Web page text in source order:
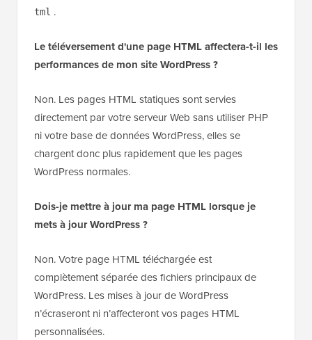
tml .
Le téléversement d'une page HTML affectera-t-il les
performances de mon site WordPress ?
Non. Les pages HTML statiques sont servies
directement par votre serveur Web sans utiliser PHP
ni votre base de données WordPress, elles se
chargent donc plus rapidement que les pages
WordPress normales.
Dois-je mettre à jour ma page HTML lorsque je
mets à jour WordPress ?
Non. Votre page HTML téléchargée est
complètement séparée des fichiers principaux de
WordPress. Les mises à jour de WordPress
n’écraseront ni n’affecteront vos pages HTML
personnalisées.